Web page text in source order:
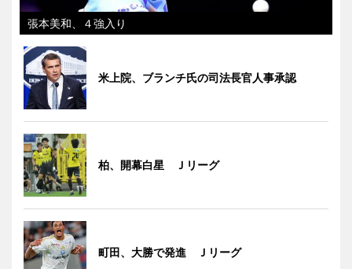
張本美和、４強入り
米上院、ブランチ氏の司法長官人事承認
柏、開幕白星 Ｊリーグ
町田、大勝で発進 Ｊリーグ